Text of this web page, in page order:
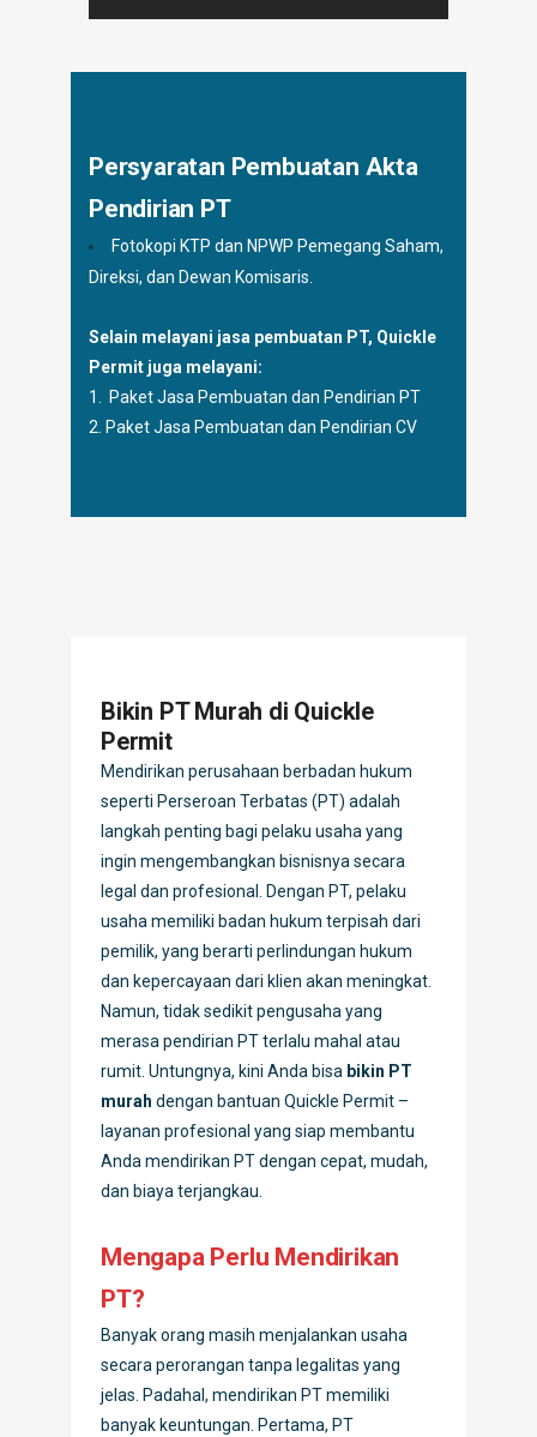
Persyaratan Pembuatan Akta
Pendirian PT
Fotokopi KTP dan NPWP Pemegang Saham,
Direksi, dan Dewan Komisaris.
Selain melayani jasa pembuatan PT, Quickle
Permit juga melayani:
1. Paket Jasa Pembuatan dan Pendirian PT
2. Paket Jasa Pembuatan dan Pendirian CV
Bikin PT Murah di Quickle
Permit
Mendirikan perusahaan berbadan hukum
seperti Perseroan Terbatas (PT) adalah
langkah penting bagi pelaku usaha yang
ingin mengembangkan bisnisnya secara
legal dan profesional. Dengan PT, pelaku
usaha memiliki badan hukum terpisah dari
pemilik, yang berarti perlindungan hukum
dan kepercayaan dari klien akan meningkat.
Namun, tidak sedikit pengusaha yang
merasa pendirian PT terlalu mahal atau
rumit. Untungnya, kini Anda bisa bikin PT
murah dengan bantuan Quickle Permit –
layanan profesional yang siap membantu
Anda mendirikan PT dengan cepat, mudah,
dan biaya terjangkau.
Mengapa Perlu Mendirikan
PT?
Banyak orang masih menjalankan usaha
secara perorangan tanpa legalitas yang
jelas. Padahal, mendirikan PT memiliki
banyak keuntungan. Pertama, PT